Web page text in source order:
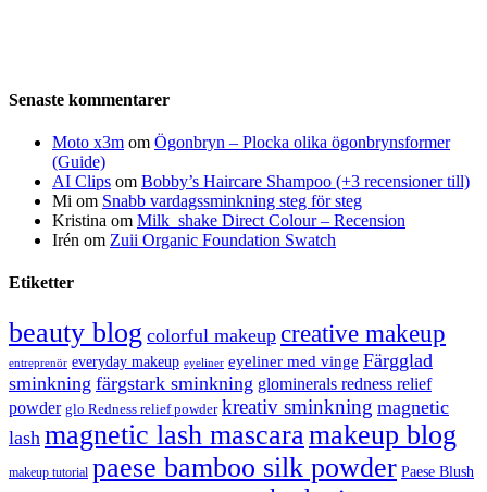
Senaste kommentarer
Moto x3m om Ögonbryn – Plocka olika ögonbrynsformer
(Guide)
AI Clips om Bobby’s Haircare Shampoo (+3 recensioner till)
Mi om Snabb vardagssminkning steg för steg
Kristina om Milk_shake Direct Colour – Recension
Irén om Zuii Organic Foundation Swatch
Etiketter
beauty blog colorful makeup creative makeup
entreprenör everyday makeup eyeliner eyeliner med vinge Färgglad
sminkning färgstark sminkning glominerals redness relief
powder glo Redness relief powder kreativ sminkning magnetic
lash magnetic lash mascara makeup blog
makeup tutorial paese bamboo silk powder Paese Blush